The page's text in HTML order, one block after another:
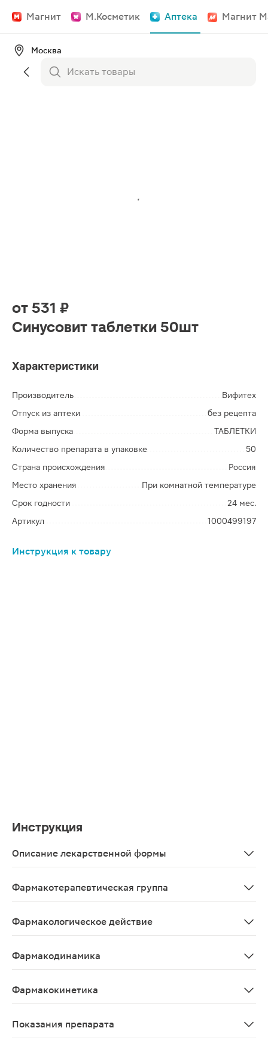
Магнит М.Косметик Аптека Магнит
Москва
от 531 ₽
Синусовит таблетки 50шт
Характеристики
Производитель
Вифитех
Отпуск из аптеки
без рецепта
Форма выпуска
ТАБЛЕТКИ
Количество препарата в упаковке
50
Страна происхождения
Россия
Место хранения
При комнатной температуре
Срок годности
24 мес.
Артикул
1000499197
Инструкция к товару
Инструкция
Описание лекарственной формы
Фармакотерапевтическая группа
Фармакологическое действие
Фармакодинамика
Фармакокинетика
Показания препарата